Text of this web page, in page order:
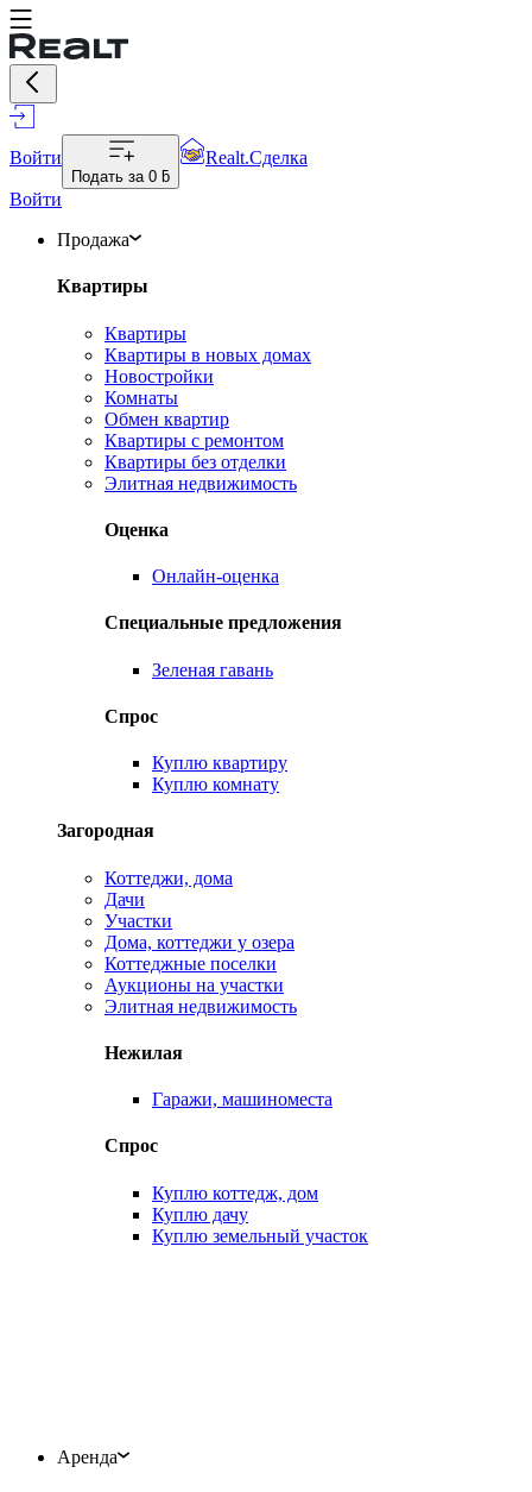
Войти
Подать за 0 ƃ
Realt.Сделка
Войти
Продажа
Квартиры
Квартиры
Квартиры в новых домах
Новостройки
Комнаты
Обмен квартир
Квартиры с ремонтом
Квартиры без отделки
Элитная недвижимость
Оценка
Онлайн-оценка
Специальные предложения
Зеленая гавань
Спрос
Куплю квартиру
Куплю комнату
Загородная
Коттеджи, дома
Дачи
Участки
Дома, коттеджи у озера
Коттеджные поселки
Аукционы на участки
Элитная недвижимость
Нежилая
Гаражи, машиноместа
Спрос
Куплю коттедж, дом
Куплю дачу
Куплю земельный участок
Аренда